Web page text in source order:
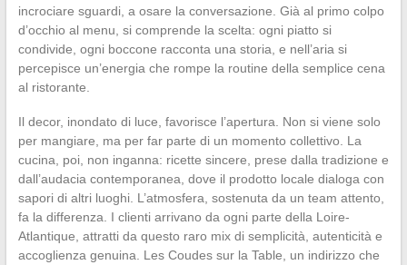
incrociare sguardi, a osare la conversazione. Già al primo colpo
d’occhio al menu, si comprende la scelta: ogni piatto si
condivide, ogni boccone racconta una storia, e nell’aria si
percepisce un’energia che rompe la routine della semplice cena
al ristorante.
Il decor, inondato di luce, favorisce l’apertura. Non si viene solo
per mangiare, ma per far parte di un momento collettivo. La
cucina, poi, non inganna: ricette sincere, prese dalla tradizione e
dall’audacia contemporanea, dove il prodotto locale dialoga con
sapori di altri luoghi. L’atmosfera, sostenuta da un team attento,
fa la differenza. I clienti arrivano da ogni parte della Loire-
Atlantique, attratti da questo raro mix di semplicità, autenticità e
accoglienza genuina. Les Coudes sur la Table, un indirizzo che